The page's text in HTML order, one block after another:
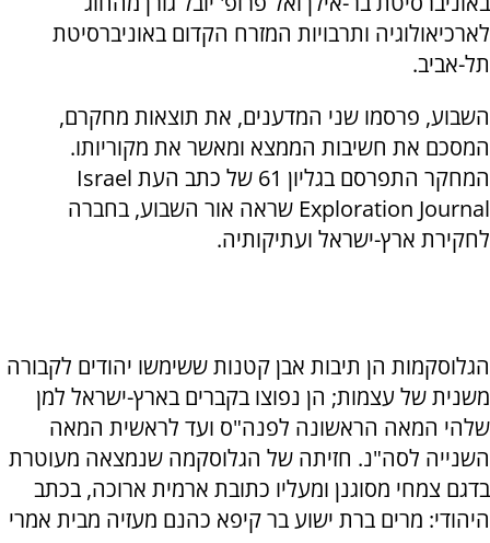
לארכיאולוגיה ותרבויות המזרח הקדום באוניברסיטת
תל-אביב.
השבוע, פרסמו שני המדענים, את תוצאות מחקרם,
המסכם את חשיבות הממצא ומאשר את מקוריותו.
המחקר התפרסם בגליון 61 של כתב העת Israel
Exploration Journal שראה אור השבוע, בחברה
לחקירת ארץ-ישראל ועתיקותיה.
הגלוסקמות הן תיבות אבן קטנות ששימשו יהודים לקבורה
משנית של עצמות; הן נפוצו בקברים בארץ-ישראל למן
שלהי המאה הראשונה לפנה"ס ועד לראשית המאה
השנייה לסה"נ. חזיתה של הגלוסקמה שנמצאה מעוטרת
בדגם צמחי מסוגנן ומעליו כתובת ארמית ארוכה, בכתב
היהודי: מרים ברת ישוע בר קיפא כהנם מעזיה מבית אמרי